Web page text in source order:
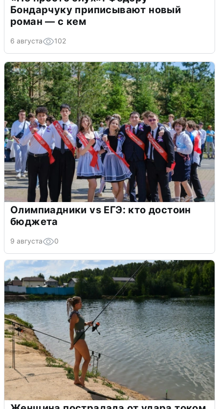
Бондарчуку приписывают новый
роман — с кем
6 августа 102
Олимпиадники vs ЕГЭ: кто достоин
бюджета
9 августа 0